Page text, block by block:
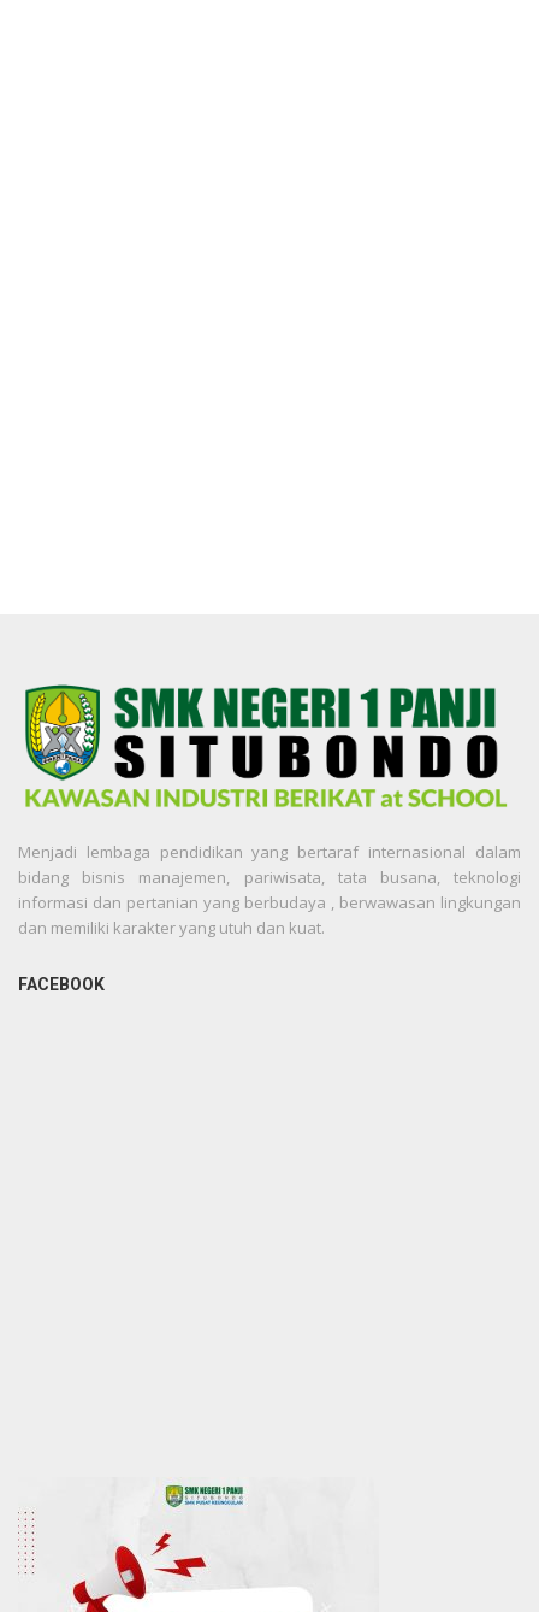
Menjadi lembaga pendidikan yang bertaraf internasional dalam
bidang bisnis manajemen, pariwisata, tata busana, teknologi
informasi dan pertanian yang berbudaya , berwawasan lingkungan
dan memiliki karakter yang utuh dan kuat.
FACEBOOK